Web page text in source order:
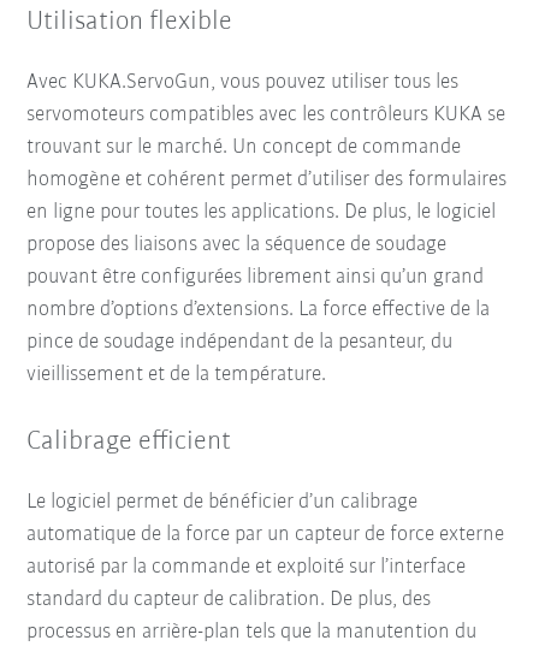
Utilisation flexible
Avec KUKA.ServoGun, vous pouvez utiliser tous les
servomoteurs compatibles avec les contrôleurs KUKA se
trouvant sur le marché. Un concept de commande
homogène et cohérent permet d’utiliser des formulaires
en ligne pour toutes les applications. De plus, le logiciel
propose des liaisons avec la séquence de soudage
pouvant être configurées librement ainsi qu’un grand
nombre d’options d’extensions. La force effective de la
pince de soudage indépendant de la pesanteur, du
vieillissement et de la température.
Calibrage efficient
Le logiciel permet de bénéficier d’un calibrage
automatique de la force par un capteur de force externe
autorisé par la commande et exploité sur l’interface
standard du capteur de calibration. De plus, des
processus en arrière-plan tels que la manutention du